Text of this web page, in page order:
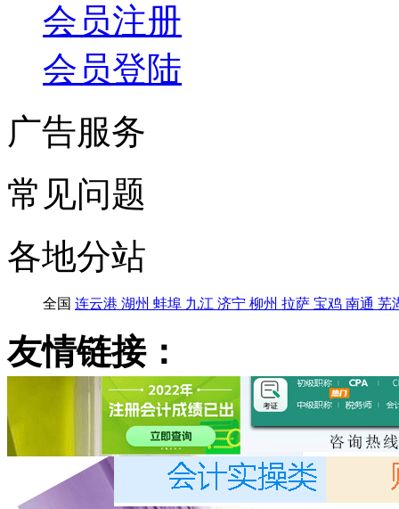
会员注册
会员登陆
广告服务
常见问题
各地分站
全国 连云港 湖州 蚌埠 九江 济宁 柳州 拉萨 宝鸡 南通 芜
友情链接：